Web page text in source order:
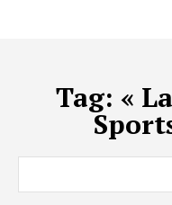
Tag: «